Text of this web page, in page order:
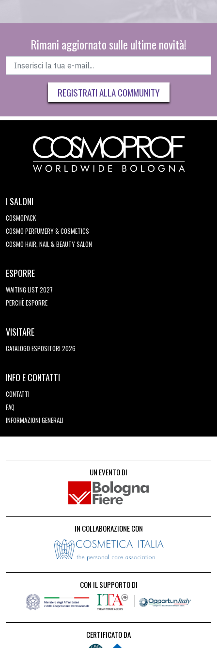
Rimani aggiornato sulle ultime novità!
REGISTRATI ALLA COMMUNITY
I SALONI
COSMOPACK
COSMO PERFUMERY & COSMETICS
COSMO HAIR, NAIL & BEAUTY SALON
ESPORRE
WAITING LIST 2027
PERCHÈ ESPORRE
VISITARE
CATALOGO ESPOSITORI 2026
INFO E CONTATTI
CONTATTI
FAQ
INFORMAZIONI GENERALI
UN EVENTO DI
IN COLLABORAZIONE CON
CON IL SUPPORTO DI
CERTIFICATO DA